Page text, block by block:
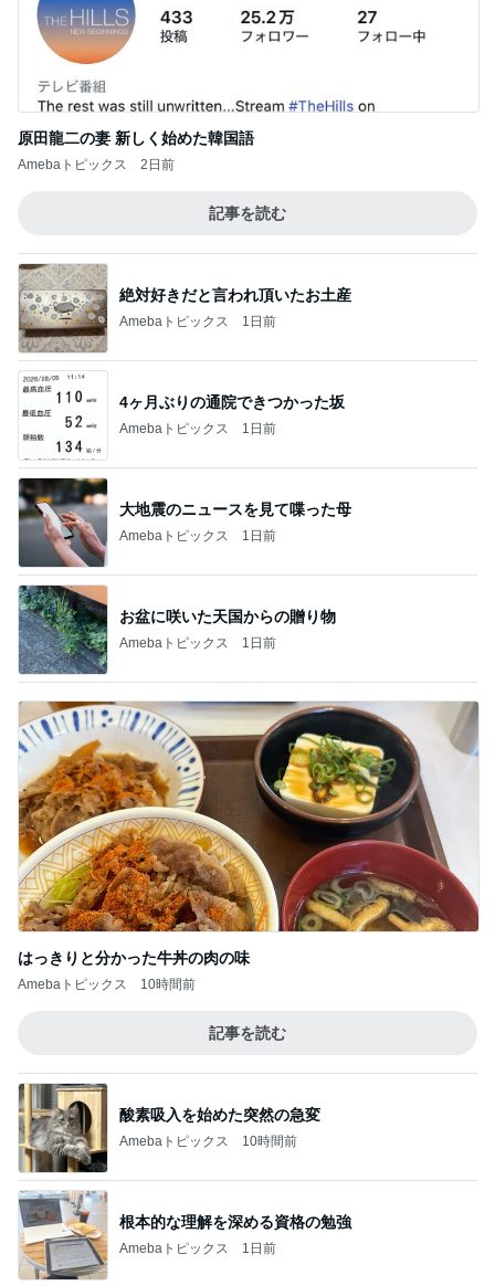
原田龍二の妻 新しく始めた韓国語
Amebaトピックス 2日前
記事を読む
絶対好きだと言われ頂いたお土産
Amebaトピックス 1日前
4ヶ月ぶりの通院できつかった坂
Amebaトピックス 1日前
大地震のニュースを見て喋った母
Amebaトピックス 1日前
お盆に咲いた天国からの贈り物
Amebaトピックス 1日前
はっきりと分かった牛丼の肉の味
Amebaトピックス 10時間前
記事を読む
酸素吸入を始めた突然の急変
Amebaトピックス 10時間前
根本的な理解を深める資格の勉強
Amebaトピックス 1日前